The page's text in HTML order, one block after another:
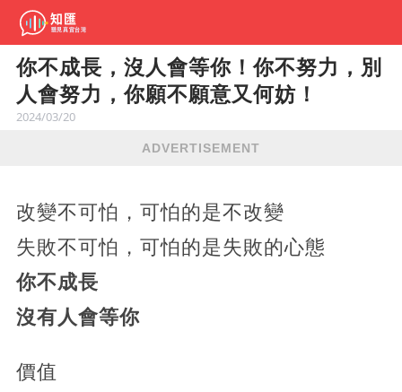
你不成長，沒人會等你！你不努力，別
人會努力，你願不願意又何妨！
2024/03/20
ADVERTISEMENT
改變不可怕，可怕的是不改變
失敗不可怕，可怕的是失敗的心態
你不成長
沒有人會等你
價值